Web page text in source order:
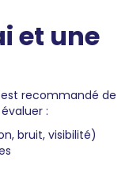
et une
recommandé de
:
bruit, visibilité)